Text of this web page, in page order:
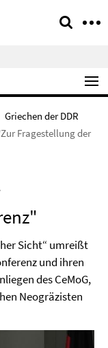
Griechen der DDR
Fragestellung der
Sicht“ umreißt
und ihren
des CeMoG,
Neogräzisten